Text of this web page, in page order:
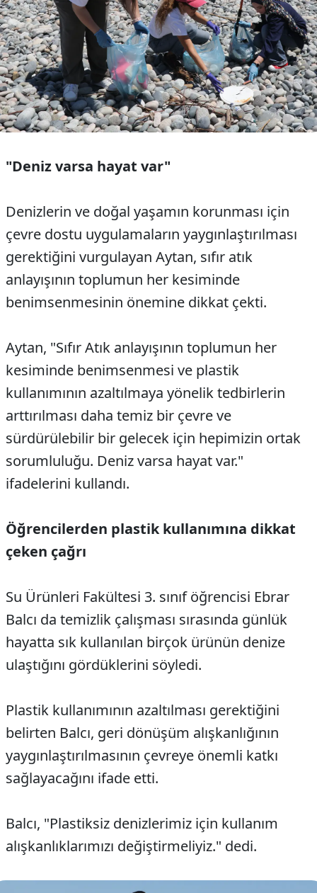
"Deniz varsa hayat var"
Denizlerin ve doğal yaşamın korunması için
çevre dostu uygulamaların yaygınlaştırılması
gerektiğini vurgulayan Aytan, sıfır atık
anlayışının toplumun her kesiminde
benimsenmesinin önemine dikkat çekti.
Aytan, "Sıfır Atık anlayışının toplumun her
kesiminde benimsenmesi ve plastik
kullanımının azaltılmaya yönelik tedbirlerin
arttırılması daha temiz bir çevre ve
sürdürülebilir bir gelecek için hepimizin ortak
sorumluluğu. Deniz varsa hayat var."
ifadelerini kullandı.
Öğrencilerden plastik kullanımına dikkat
çeken çağrı
Su Ürünleri Fakültesi 3. sınıf öğrencisi Ebrar
Balcı da temizlik çalışması sırasında günlük
hayatta sık kullanılan birçok ürünün denize
ulaştığını gördüklerini söyledi.
Plastik kullanımının azaltılması gerektiğini
belirten Balcı, geri dönüşüm alışkanlığının
yaygınlaştırılmasının çevreye önemli katkı
sağlayacağını ifade etti.
Balcı, "Plastiksiz denizlerimiz için kullanım
alışkanlıklarımızı değiştirmeliyiz." dedi.